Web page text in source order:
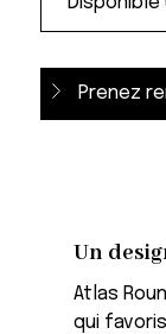
Prenez
Un
Atlas
qui